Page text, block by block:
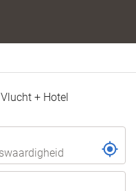
Vlucht + Hotel